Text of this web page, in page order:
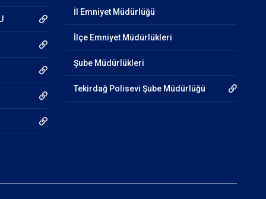
İl Emniyet Müdürlüğü
İlçe Emniyet Müdürlükleri
Şube Müdürlükleri
Tekirdağ Polisevi Şube Müdürlüğü